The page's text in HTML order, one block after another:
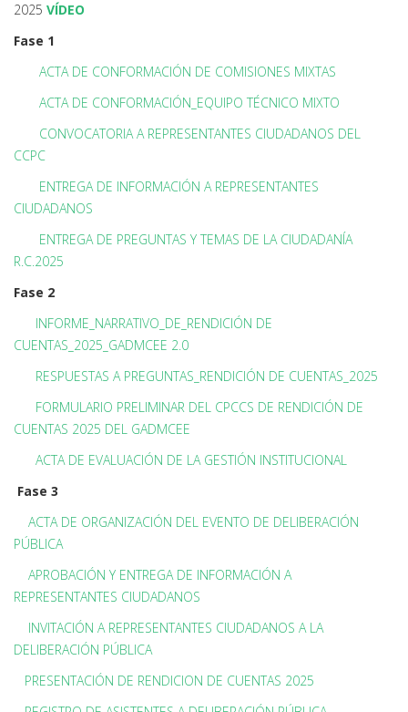
2025 VÍDEO
Fase 1
ACTA DE CONFORMACIÓN DE COMISIONES MIXTAS
ACTA DE CONFORMACIÓN_EQUIPO TÉCNICO MIXTO
CONVOCATORIA A REPRESENTANTES CIUDADANOS DEL
CCPC
ENTREGA DE INFORMACIÓN A REPRESENTANTES
CIUDADANOS
ENTREGA DE PREGUNTAS Y TEMAS DE LA CIUDADANÍA
R.C.2025
Fase 2
INFORME_NARRATIVO_DE_RENDICIÓN DE
CUENTAS_2025_GADMCEE 2.0
RESPUESTAS A PREGUNTAS_RENDICIÓN DE CUENTAS_2025
FORMULARIO PRELIMINAR DEL CPCCS DE RENDICIÓN DE
CUENTAS 2025 DEL GADMCEE
ACTA DE EVALUACIÓN DE LA GESTIÓN INSTITUCIONAL
Fase 3
ACTA DE ORGANIZACIÓN DEL EVENTO DE DELIBERACIÓN
PÚBLICA
APROBACIÓN Y ENTREGA DE INFORMACIÓN A
REPRESENTANTES CIUDADANOS
INVITACIÓN A REPRESENTANTES CIUDADANOS A LA
DELIBERACIÓN PÚBLICA
PRESENTACIÓN DE RENDICION DE CUENTAS 2025